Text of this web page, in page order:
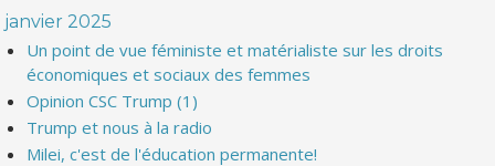
janvier 2025
Un point de vue féministe et matérialiste sur les droits
économiques et sociaux des femmes
Opinion CSC Trump (1)
Trump et nous à la radio
Milei, c'est de l'éducation permanente!